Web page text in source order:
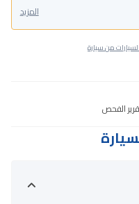
المزيد
من سيارة
الفحص